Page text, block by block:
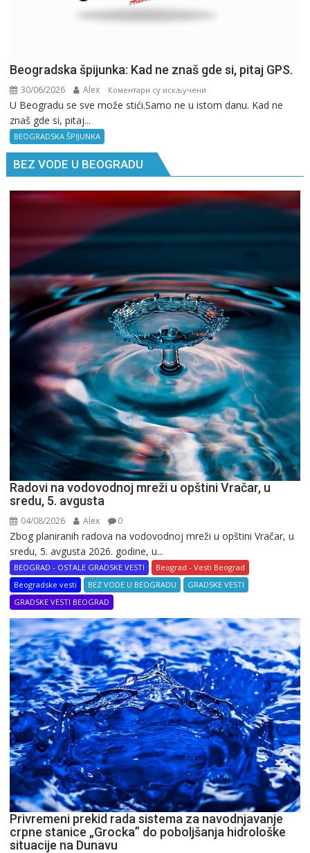
Beogradska špijunka: Kad ne znaš gde si, pitaj GPS.
30/06/2026 Alex Коментари су искључени
Beogradska
si,
U Beogradu se sve može stići.Samo ne u istom danu. Kad ne
znaš gde si, pitaj...
BEOGRADSKA ŠPIJUNKA
BEZ VODE U BEOGRADU
Radovi na vodovodnoj mreži u opštini Vračar, u
sredu, 5. avgusta
04/08/2026 Alex 0
Zbog planiranih radova na vodovodnoj mreži u opštini Vračar, u
sredu, 5. avgusta 2026. godine, u...
BEOGRAD - OSTALE GRADSKE VESTI
Beograd - Vesti Beograd
Beogradske vesti
BEZ VODE U BEOGRADU
GRADSKE VESTI
GRADSKE VESTI BEOGRAD
Privremeni prekid rada sistema za navodnjavanje
crpne stanice „Grocka” do poboljšanja hidrološke
situacije na Dunavu